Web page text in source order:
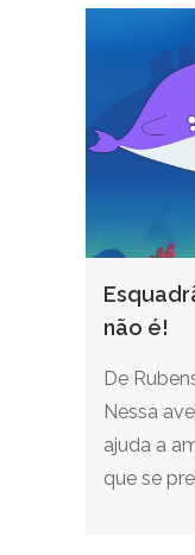
não é!
De
Nessa
ajuda a
que se